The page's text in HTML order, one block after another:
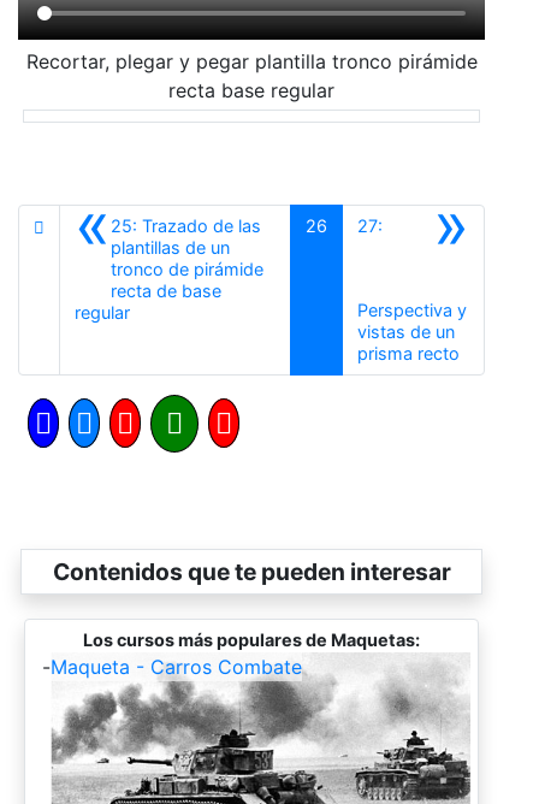
Recortar, plegar y pegar plantilla tronco pirámide
recta base regular
«25: Trazado de las
plantillas de un
tronco de pirámide
recta de base
regularAnterior
26 »
27:
Perspectiva y
vistas de un
prisma rectoSiguiente
Contenidos que te pueden interesar
Los cursos más populares de Maquetas:
-Maqueta - Carros Combate